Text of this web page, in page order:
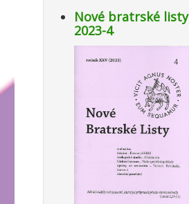
Nové bratrské listy
2023-4